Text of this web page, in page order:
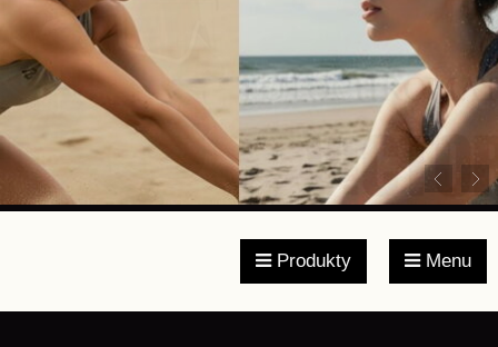
Produkty Menu